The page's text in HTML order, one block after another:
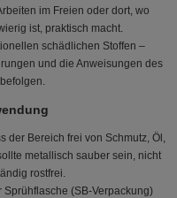
im Freien oder dort, wo
ist, praktisch macht.
schädlichen Stoffen –
und die Anweisungen des
der Bereich frei von Schmutz, Öl,
metallisch sauber sein, nicht
rostfrei.
(SB-Verpackung)